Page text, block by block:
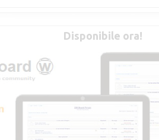
Disponibile ora!